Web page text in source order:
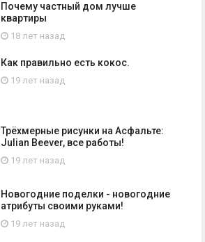
Почему частный дом лучше
квартиры
18 лет назад
Как правильно есть кокос.
19 лет назад
Трёхмерные рисунки на Асфальте:
Julian Beever, все работы!
19 лет назад
Новогодние поделки - новогодние
атрибуты своими руками!
19 лет назад